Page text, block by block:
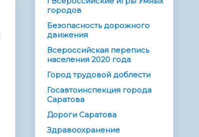
городов
Безопасность дорожного
движения
Всероссийская перепись
населения 2020 года
Город трудовой доблести
Госавтоинспекция города
Саратова
Дороги Саратова
Здравоохранение